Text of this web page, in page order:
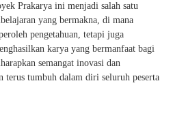
Prakarya ini menjadi salah satu
yang bermakna, di mana
pengetahuan, tetapi juga
karya yang bermanfaat bagi
semangat inovasi dan
terus tumbuh dalam diri seluruh peserta